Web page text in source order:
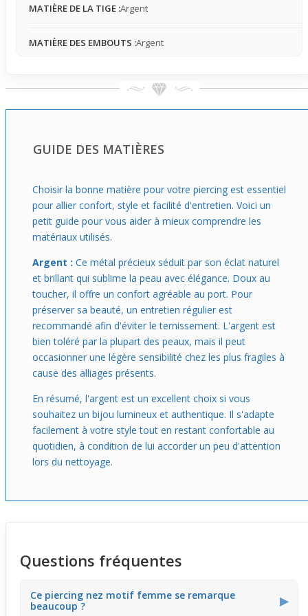
Idéal pour renforcer un look affirmé avec une note subtile
quotidienne. Son petit éclat coloré illumine le nez sans
accessoire à la fois simple et impactant, capable de faire
la différence discrètement.
MATIÈRE DE LA TIGE :Argent
MATIÈRE DES EMBOUTS :Argent
GUIDE DES MATIÈRES
Choisir la bonne matière pour votre piercing est essentiel
pour allier confort, style et facilité d'entretien. Voici un
petit guide pour vous aider à mieux comprendre les
matériaux utilisés.
Argent : Ce métal précieux séduit par son éclat naturel
et brillant qui sublime la peau avec élégance. Doux au
toucher, il offre un confort agréable au port. Pour
préserver sa beauté, un entretien régulier est
recommandé afin d'éviter le ternissement. L'argent est
bien toléré par la plupart des peaux, mais il peut
occasionner une légère sensibilité chez les plus fragiles à
cause des alliages présents.
En résumé, l'argent est un excellent choix si vous
souhaitez un bijou lumineux et authentique. Il s'adapte
facilement à votre style tout en restant confortable au
quotidien, à condition de lui accorder un peu d'attention
lors du nettoyage.
Questions fréquentes
Ce piercing nez motif femme se remarque
beaucoup ?
▶